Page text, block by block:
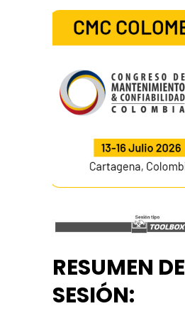
RESUMEN DE
SESIÓN: